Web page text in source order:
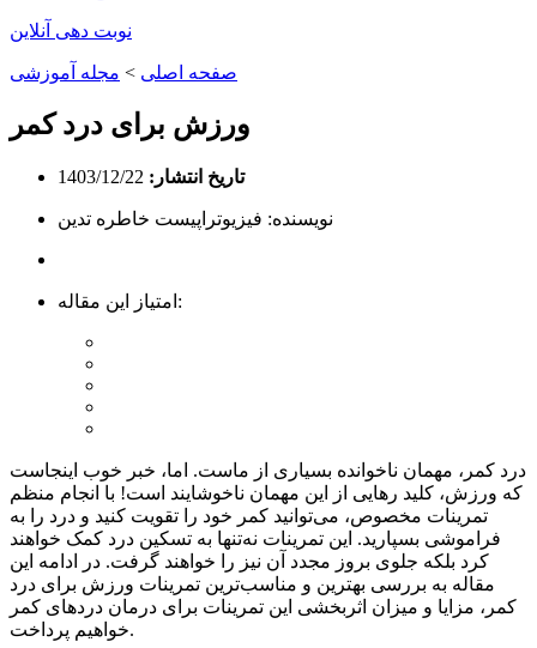
نوبت دهی آنلاین
صفحه اصلی > مجله آموزشی
ورزش برای درد کمر
تاریخ انتشار: 1403/12/22
امتیاز این مقاله:
درد کمر، مهمان ناخوانده بسیاری از ماست. اما، خبر خوب اینجاست
که ورزش، کلید رهایی از این مهمان ناخوشایند است! با انجام منظم
تمرینات مخصوص، می‌توانید کمر خود را تقویت کنید و درد را به
فراموشی بسپارید. این تمرینات نه‌تنها به تسکین درد کمک خواهند
کرد بلکه جلوی بروز مجدد آن نیز را خواهند گرفت. در ادامه این
مقاله به بررسی بهترین و مناسب‌ترین تمرینات ورزش برای درد
کمر، مزایا و میزان اثربخشی این تمرینات برای درمان دردهای کمر
خواهیم پرداخت.